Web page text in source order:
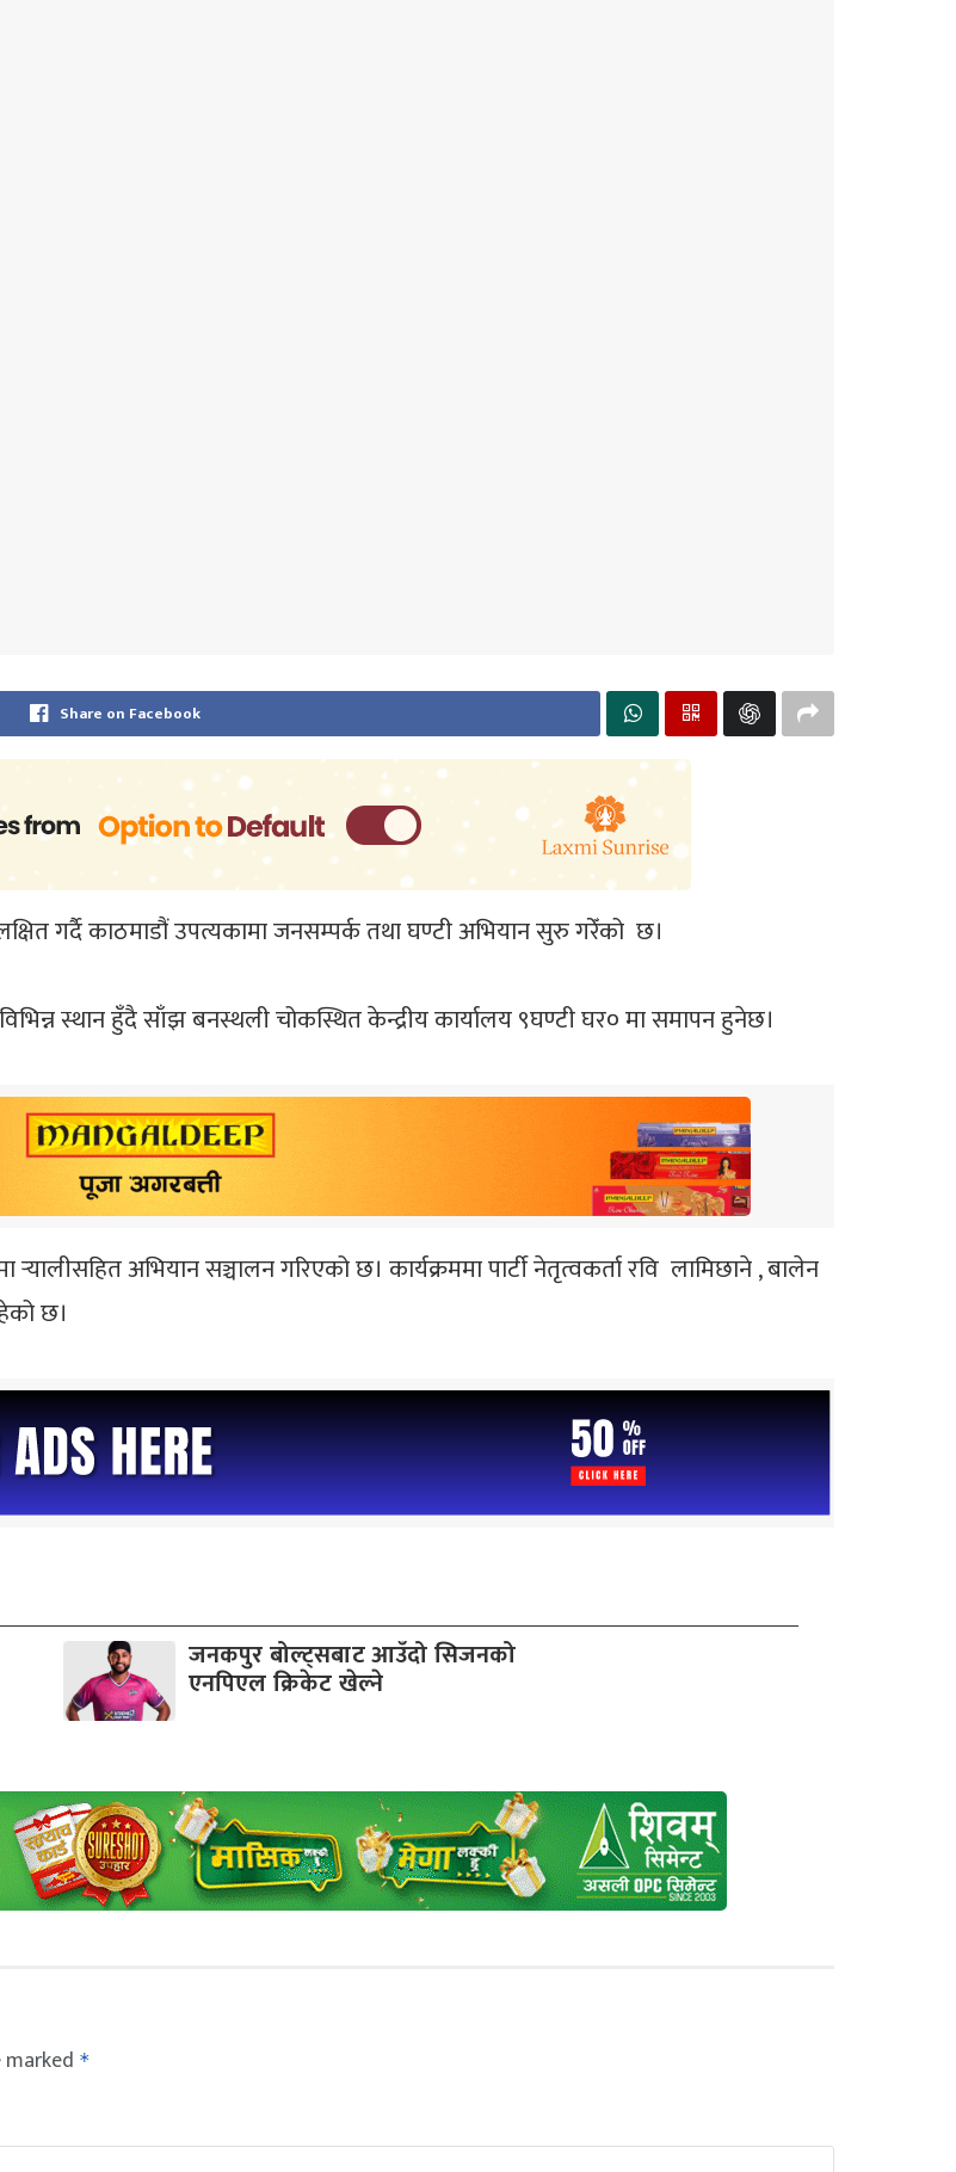
Share on Facebook
लक्षित गर्दै काठमाडौं उपत्यकामा जनसम्पर्क तथा घण्टी अभियान सुरु गरेँको छ।
स्थान हुँदै साँझ बनस्थली चोकस्थित केन्द्रीय कार्यालय ९घण्टी घर० मा समापन हुनेछ।
अभियान सञ्चालन गरिएको छ। कार्यक्रममा पार्टी नेतृत्वकर्ता रवि लामिछाने , बालेन
छ।
जनकपुर बोल्ट्सबाट आउँदो सिजनको
एनपिएल क्रिकेट खेल्ने
marked *